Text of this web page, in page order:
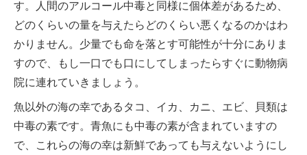
す。人間のアルコール中毒と同様に個体差があるため、
どのくらいの量を与えたらどのくらい悪くなるのかはわ
かりません。少量でも命を落とす可能性が十分にありま
すので、もし一口でも口にしてしまったらすぐに動物病
院に連れていきましょう。
魚以外の海の幸であるタコ、イカ、カニ、エビ、貝類は
中毒の素です。青魚にも中毒の素が含まれていますの
で、これらの海の幸は新鮮であっても与えないようにし